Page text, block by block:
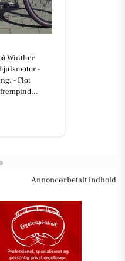
Winther
-
- Flot
Annoncørbetalt indhold